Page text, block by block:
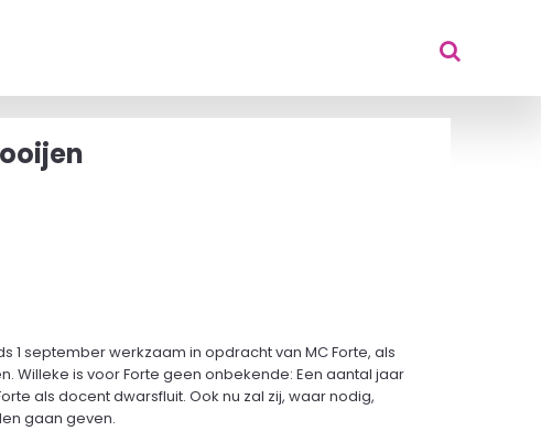
1 september werkzaam in opdracht van MC Forte, als
Willeke is voor Forte geen onbekende: Een aantal jaar
als docent dwarsfluit. Ook nu zal zij, waar nodig,
gaan geven.